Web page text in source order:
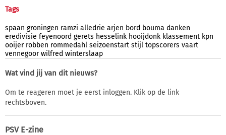
Tags
spaan groningen ramzi alledrie arjen bord bouma danken
eredivisie feyenoord gerets hesselink hooijdonk klassement kpn
ooijer robben rommedahl seizoenstart stijl topscorers vaart
vennegoor wilfred winterslaap
Wat vind jij van dit nieuws?
Om te reageren moet je eerst inloggen. Klik op de link
rechtsboven.
PSV E-zine